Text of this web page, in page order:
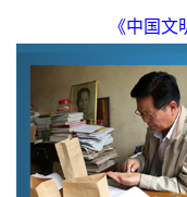
《中国